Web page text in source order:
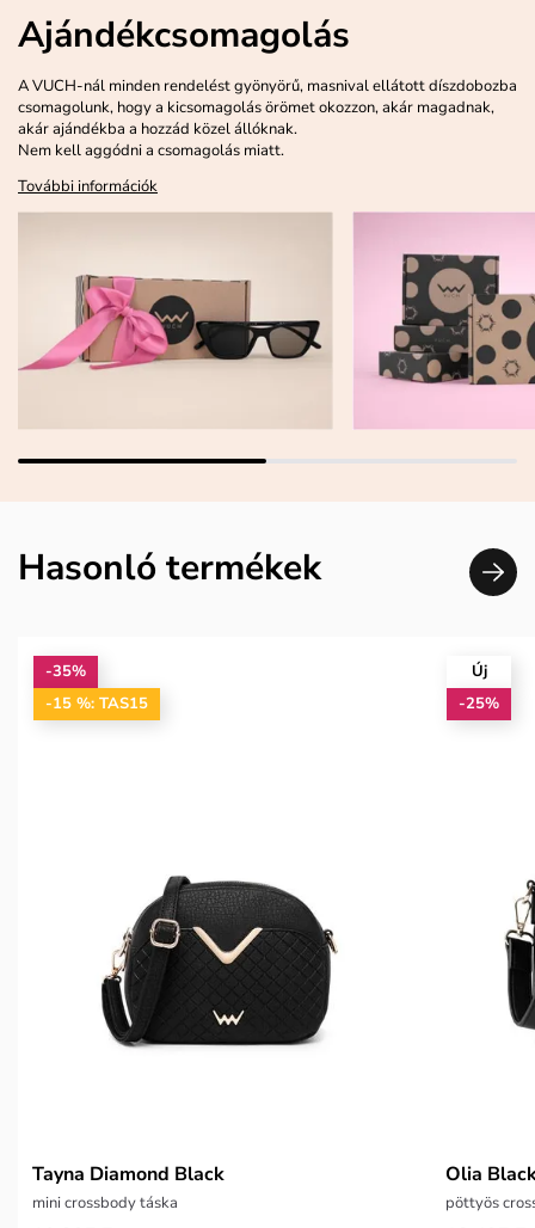
Ajándékcsomagolás
A VUCH-nál minden rendelést gyönyörű, masnival ellátott díszdobozba
csomagolunk, hogy a kicsomagolás örömet okozzon, akár magadnak,
akár ajándékba a hozzád közel állóknak.
Nem kell aggódni a csomagolás miatt.
További információk
Hasonló termékek
-35%
-15 %: TAS15
Tayna Diamond Black
mini crossbody táska
Új
-25%
Olia
pöttyös